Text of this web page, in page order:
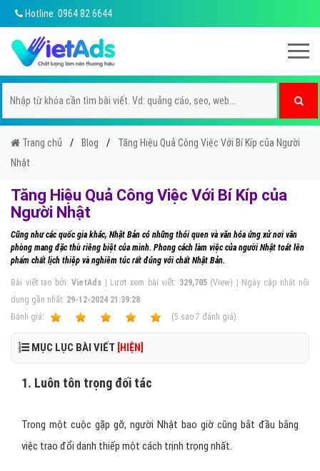
Hotline: 0964 82 6644
Trang chủ Blog
Tăng Hiệu Quả Công Việc Với Bí Kíp của Người
Nhật
Tăng Hiệu Quả Công Việc Với Bí Kíp của
Người Nhật
Cũng như các quốc gia khác, Nhật Bản có những thói quen và văn hóa ứng xử nơi văn
phòng mang đặc thù riêng biệt của mình. Phong cách làm việc của người Nhật toát lên
phẩm chất lịch thiệp và nghiêm túc rất đúng với chất Nhật Bản.
Bài viết tạo bởi:VietAds | Lượt xem bài viết: 329,705(View) | Ngày cập nhật nội
dung gần nhất: 29-12-2024 21:39:28
Ðánh giá:
(5 sao 7 đánh giá)
MỤC LỤC BÀI VIẾT [HIỆN]
1. Luôn tôn trọng đối tác
Trong một cuộc gặp gỡ, người Nhật bao giờ cũng bắt đầu bằng
việc trao đổi danh thiếp một cách trịnh trọng nhất.